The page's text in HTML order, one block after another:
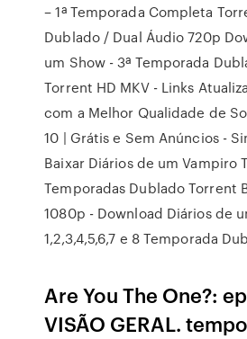
– 1ª Temporada Completa
Dublado / Dual Áudio 720p
um Show - 3ª Temporada
Torrent HD MKV - Links
com a Melhor Qualidade de
10 | Grátis e Sem Anúncios -
Baixar Diários de um Vampiro
Temporadas Dublado Torrent
1080p - Download Diários de
1,2,3,4,5,6,7 e 8 Temporada
Are You The One?:
VISÃO GERAL.